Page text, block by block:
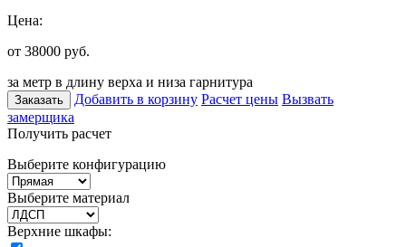
Цена:
от 38000 руб.
за метр в длину верха и низа гарнитура
Заказать Добавить в корзину Расчет цены Вызвать
замерщика
Получить расчет
Выберите конфигурацию
Выберите материал
Верхние шкафы: